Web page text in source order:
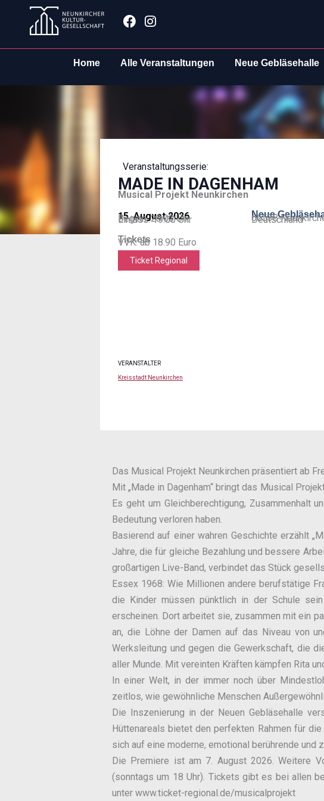
Facebook
Instagram
Home Alle Veranstaltungen Neue Gebläsehalle
Veranstaltungsserie:
MADE IN DAGENHAM
Musical Projekt Neunkirchen
Neue
66538
Deutschland
15. August 2026
Beginn: 20:00 Uhr
Einlass: 19:00 Uhr
Tickets
VVK: ab 18.90 Euro
Ticket Regional
VERANSTALTER
Kreisstadt Neunkirchen
Das Musical Projekt Neunkirchen präsentiert ab
Mit „Made in Dagenham“ bringt das Musical
Es geht um Gleichberechtigung, Zusammenhalt
Bedeutung verloren haben.
Basierend auf einer wahren Geschichte erzählt
Jahre, die für gleiche Bezahlung und bessere
großartigen Live-Band, verbindet das Stück
Essex 1968: Wie Millionen andere berufstätige
die Kinder müssen pünktlich in der Schule
erscheinen. Dort arbeitet sie, zusammen mit ein
an, die Löhne der Damen auf das Niveau von
Werksleitung und gegen die Gewerkschaft, die
aller Munde. Mit vereinten Kräften kämpfen Rita
In einer Welt, in der immer noch über
zeitlos, wie gewöhnliche Menschen
Die Inszenierung in der Neuen Gebläsehalle
Hüttenareals bietet den perfekten Rahmen für
sich auf eine moderne, emotional berührende und
Die Premiere ist am 7. August 2026. Weitere
(sonntags um 18 Uhr). Tickets gibt es bei allen
unter www.ticket-regional.de/musicalprojekt